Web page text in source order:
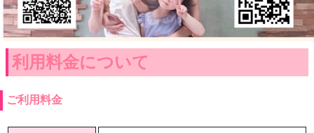
利用料金について
ご利用料金